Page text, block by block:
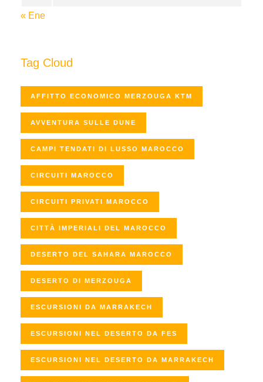
« Ene
Tag Cloud
AFFITTO ECONOMICO MERZOUGA KTM
AVVENTURA SULLE DUNE
CAMPI TENDATI DI LUSSO MAROCCO
CIRCUITI MAROCCO
CIRCUITI PRIVATI MAROCCO
CITTÀ IMPERIALI DEL MAROCCO
DESERTO DEL SAHARA MAROCCO
DESERTO DI MERZOUGA
ESCURSIONI DA MARRAKECH
ESCURSIONI NEL DESERTO DA FES
ESCURSIONI NEL DESERTO DA MARRAKECH